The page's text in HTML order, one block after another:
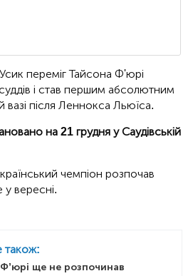
переміг Тайсона Ф'юрі
і став першим абсолютним
вазі після Леннокса Льюїса.
на 21 грудня у Саудівській
чемпіон розпочав
у вересні.
також:
ще не розпочинав